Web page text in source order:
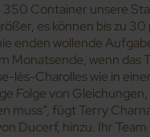
Container unsere
es können bis zu 30
enden wollende
Monatsende, wenn das
lès-Charolles wie in
Folge von
muss“, fügt Terry
Ducerf, hinzu. Ihr